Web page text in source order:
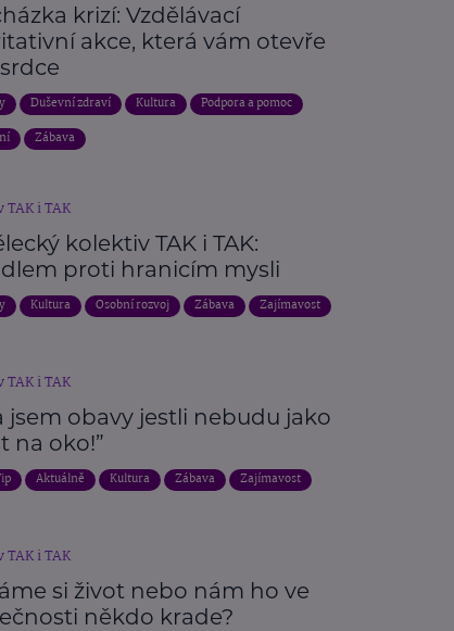
krizí: Vzdělávací
akce, která vám otevře
Duševní zdraví Kultura
Podpora a pomoc
Zábava
i TAK
kolektiv TAK i TAK:
proti hranicím mysli
Kultura Osobní rozvoj Zábava Zajímavost
i TAK
jsem obavy jestli nebudu jako
na oko!”
Aktuálně Kultura Zábava Zajímavost
i TAK
si život nebo nám ho ve
někdo krade?